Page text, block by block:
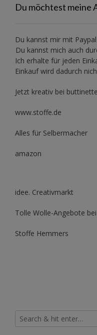
Du möchtest meine
Du kannst mir mit Paypal
Du kannst mich auch
Ich erhalte für jeden
Einkauf wird dadurch
Jetzt kreativ bei
www.stoffe.de
Alles für Selbermacher
amazon
idee. Creativmarkt
Tolle Wolle-Angebote
Stoffe Hemmers